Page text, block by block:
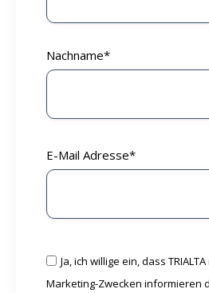
Nachname*
E-Mail Adresse*
Ja, ich willige ein, dass
Marketing-Zwecken informieren